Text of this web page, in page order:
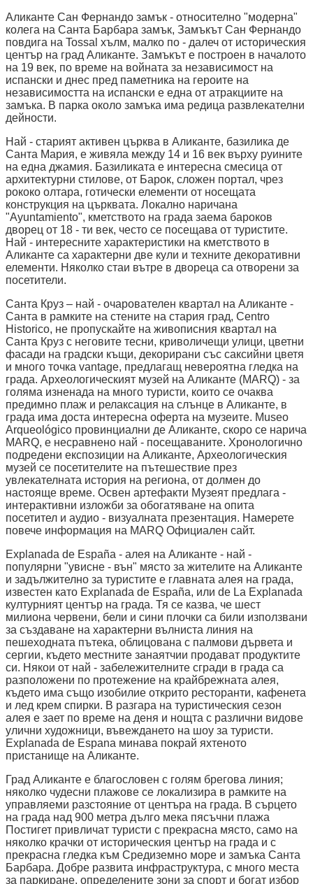
Аликанте Сан Фернандо замък - относително "модерна"
колега на Санта Барбара замък, Замъкът Сан Фернандо
повдига на Tossal хълм, малко по - далеч от историческия
център на град Аликанте. Замъкът е построен в началото
на 19 век, по време на войната за независимост на
испански и днес пред паметника на героите на
независимостта на испански е една от атракциите на
замъка. В парка около замъка има редица развлекателни
дейности.
Най - старият активен църква в Аликанте, базилика де
Санта Мария, е живяла между 14 и 16 век върху руините
на една джамия. Базиликата е интересна смесица от
архитектурни стилове, от Барок, сложен портал, чрез
рококо олтара, готически елементи от носещата
конструкция на църквата. Локално наричана
"Ayuntamiento", кметството на града заема бароков
дворец от 18 - ти век, често се посещава от туристите.
Най - интересните характеристики на кметството в
Аликанте са характерни две кули и техните декоративни
елементи. Няколко стаи вътре в двореца са отворени за
посетители.
Санта Круз – най - очарователен квартал на Аликанте -
Санта в рамките на стените на стария град, Centro
Historico, не пропускайте на живописния квартал на
Санта Круз с неговите тесни, криволичещи улици, цветни
фасади на градски къщи, декорирани със саксийни цветя
и много точка vantage, предлагащ невероятна гледка на
града. Археологическият музей на Аликанте (MARQ) - за
голяма изненада на много туристи, които се очаква
предимно плаж и релаксация на слънце в Аликанте, в
града има доста интересна оферта на музеите. Museo
Arqueológico провинциални де Аликанте, скоро се нарича
MARQ, е несравнено най - посещаваните. Хронологично
подредени експозиции на Аликанте, Археологическия
музей се посетителите на пътешествие през
увлекателната история на региона, от долмен до
настояще време. Освен артефакти Музеят предлага -
интерактивни изложби за обогатяване на опита
посетител и аудио - визуалната презентация. Намерете
повече информация на MARQ Официален сайт.
Explanada de España - алея на Аликанте - най -
популярни "увисне - вън" място за жителите на Аликанте
и задължително за туристите е главната алея на града,
известен като Explanada de España, или de La Explanada
културният център на града. Тя се казва, че шест
милиона червени, бели и сини плочки са били използвани
за създаване на характерни вълниста линия на
пешеходната пътека, облицована с палмови дървета и
сергии, където местните занаятчии продават продуктите
си. Някои от най - забележителните сгради в града са
разположени по протежение на крайбрежната алея,
където има също изобилие открито ресторанти, кафенета
и лед крем спирки. В разгара на туристическия сезон
алея е зает по време на деня и нощта с различни видове
улични художници, въвеждането на шоу за туристи.
Explanada de Espana минава покрай яхтеното
пристанище на Аликанте.
Град Аликанте е благословен с голям брегова линия;
няколко чудесни плажове се локализира в рамките на
управляеми разстояние от центъра на града. В сърцето
на града над 900 метра дълго мека пясъчни плажа
Постигет привличат туристи с прекрасна място, само на
няколко крачки от историческия център на града и с
прекрасна гледка към Средиземно море и замъка Санта
Барбара. Добре развита инфраструктура, с много места
за паркиране, определените зони за спорт и богат избор